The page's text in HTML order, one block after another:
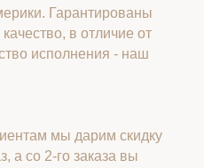
Гарантированы
в отличие от
исполнения - наш
мы дарим скидку
а со 2-го заказа вы